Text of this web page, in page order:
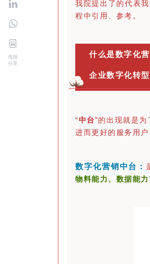
海报
分享
我院提出了的代表
程中引用、参考。
什么是数字化
企业数字化转
“中台”的出现就是
进而更好的 服务 用
数字化营销中台：
物料能力、数据能力